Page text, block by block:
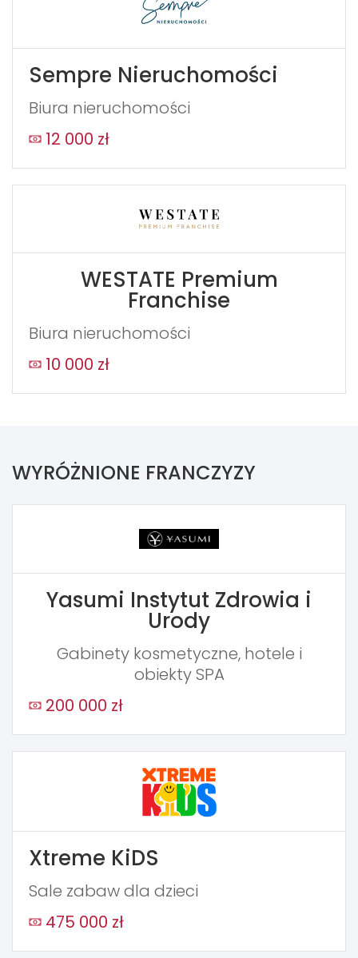
Sempre Nieruchomości
Biura nieruchomości
12 000 zł
WESTATE Premium
Franchise
Biura nieruchomości
10 000 zł
WYRÓŻNIONE FRANCZYZY
Yasumi Instytut Zdrowia i
Urody
Gabinety kosmetyczne, hotele i
obiekty SPA
200 000 zł
Xtreme KiDS
Sale zabaw dla dzieci
475 000 zł